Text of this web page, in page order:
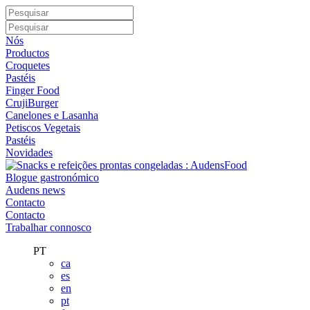
Nós
Productos
Croquetes
Pastéis
Finger Food
CrujiBurger
Canelones e Lasanha
Petiscos Vegetais
Pastéis
Novidades
Blogue gastronómico
Audens news
Contacto
Contacto
Trabalhar connosco
PT
ca
es
en
pt